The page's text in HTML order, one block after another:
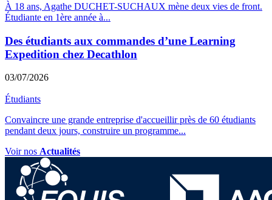
À 18 ans, Agathe DUCHET-SUCHAUX mène deux vies de front.
Étudiante en 1ère année à...
Des étudiants aux commandes d’une Learning
Expedition chez Decathlon
03/07/2026
Étudiants
Convaincre une grande entreprise d'accueillir près de 60 étudiants
pendant deux jours, construire un programme...
Voir nos Actualités